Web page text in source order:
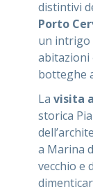
distintivi
Porto
un intrigo
abitazioni
botteghe
La visita
storica
a Marina
vecchio e